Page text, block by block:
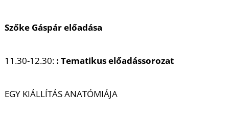
Szőke Gáspár előadása
11.30-12.30:: Tematikus előadássorozat
EGY KIÁLLÍTÁS ANATÓMIÁJA